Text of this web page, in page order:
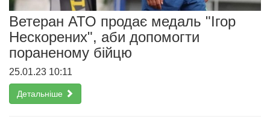
Ветеран АТО продає медаль "Ігор
Нескорених", аби допомогти
пораненому бійцю
25.01.23 10:11
Детальніше